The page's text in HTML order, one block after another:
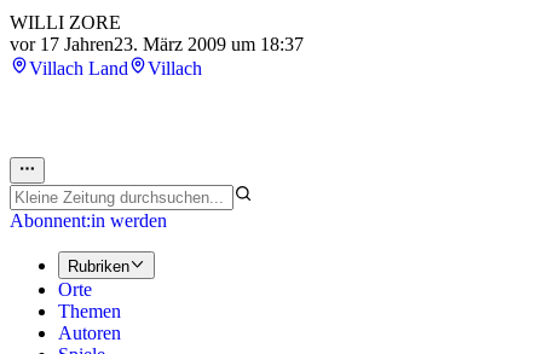
WILLI ZORE
vor 17 Jahren23. März 2009 um 18:37
Villach Land
Villach
Abonnent:in werden
Rubriken
Orte
Themen
Autoren